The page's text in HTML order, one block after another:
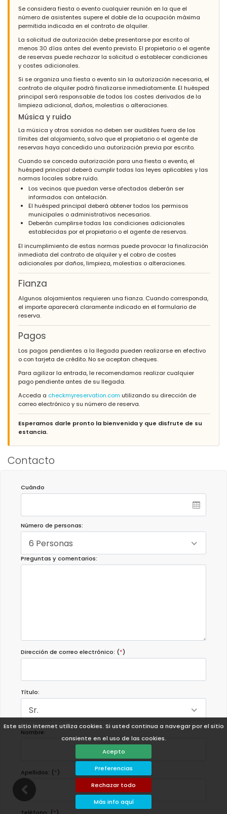
Este sitio internet utiliza cookies. Si usted continua a navegar por el sitio
consiente en el uso de las cookies.
Acepto
Preferencias
Rechazar todo
Más info aquí
Se considera fiesta o evento cualquier reunión en la que el
número de asistentes supere el doble de la ocupación máxima
permitida indicada en el contrato de alquiler.
La solicitud de autorización debe presentarse por escrito al
menos 30 días antes del evento previsto. El propietario o el agente
de reservas puede rechazar la solicitud o establecer condiciones
y costes adicionales.
Si se organiza una fiesta o evento sin la autorización necesaria, el
contrato de alquiler podrá finalizarse inmediatamente. El huésped
principal será responsable de todos los costes derivados de la
limpieza adicional, daños, molestias o alteraciones.
Música y ruido
La música y otros sonidos no deben ser audibles fuera de los
límites del alojamiento, salvo que el propietario o el agente de
reservas haya concedido una autorización previa por escrito.
Cuando se conceda autorización para una fiesta o evento, el
huésped principal deberá cumplir todas las leyes aplicables y las
normas locales sobre ruido.
Los vecinos que puedan verse afectados deberán ser
informados con antelación.
El huésped principal deberá obtener todos los permisos
municipales o administrativos necesarios.
Deberán cumplirse todas las condiciones adicionales
establecidas por el propietario o el agente de reservas.
El incumplimiento de estas normas puede provocar la finalización
inmediata del contrato de alquiler y el cobro de costes
adicionales por daños, limpieza, molestias o alteraciones.
Fianza
Algunos alojamientos requieren una fianza. Cuando corresponda,
el importe aparecerá claramente indicado en el formulario de
reserva.
Pagos
Los pagos pendientes a la llegada pueden realizarse en efectivo
o con tarjeta de crédito. No se aceptan cheques.
Para agilizar la entrada, le recomendamos realizar cualquier
pago pendiente antes de su llegada.
Acceda a checkmyreservation.com utilizando su dirección de
correo electrónico y su número de reserva.
Esperamos darle pronto la bienvenida y que disfrute de su
estancia.
Contacto
Cuándo
Número de personas:
6 Personas
Preguntas y comentarios:
Dirección de correo electrónico: (*)
Título:
Sr.
Nombre:
Apellidos: (*)